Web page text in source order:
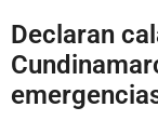
Declaran